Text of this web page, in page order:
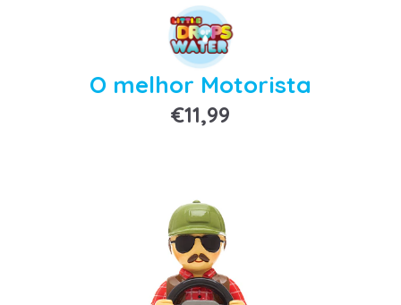
O melhor Motorista
€11,99